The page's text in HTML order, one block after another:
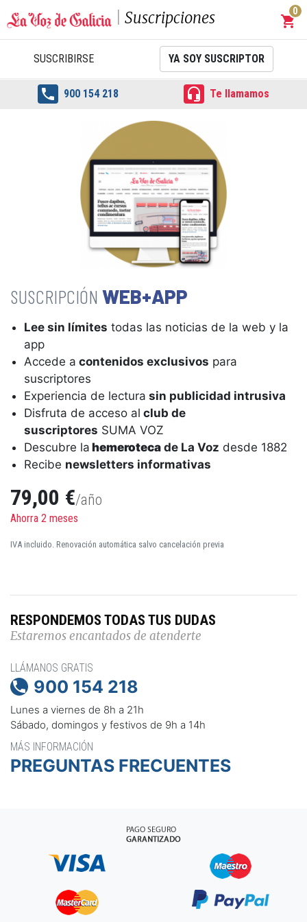
Suscripciones shopping_cart
0
SUSCRIBIRSE YA SOY SUSCRIPTOR
 900 154 218  Te llamamos
WEB+APP
Lee sin límites todas las noticias de la web y la
app
Accede a contenidos exclusivos para
suscriptores
Experiencia de lectura sin publicidad intrusiva
Disfruta de acceso al club de
suscriptores SUMA VOZ
Descubre la hemeroteca de La Voz desde 1882
Recibe newsletters informativas
79,00 €/año
Ahorra 2 meses
IVA incluido. Renovación automática salvo cancelación previa
RESPONDEMOS TODAS TUS DUDAS
Estaremos encantados de atenderte
LLÁMANOS GRATIS
 900 154 218
Lunes a viernes de 8h a 21h
Sábado, domingos y festivos de 9h a 14h
MÁS INFORMACIÓN
PREGUNTAS FRECUENTES